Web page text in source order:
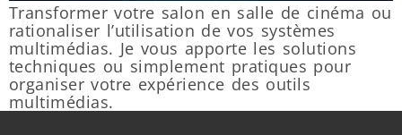
Transformer votre salon en salle de cinéma ou
rationaliser l’utilisation de vos systèmes
multimédias. Je vous apporte les solutions
techniques ou simplement pratiques pour
organiser votre expérience des outils
multimédias.